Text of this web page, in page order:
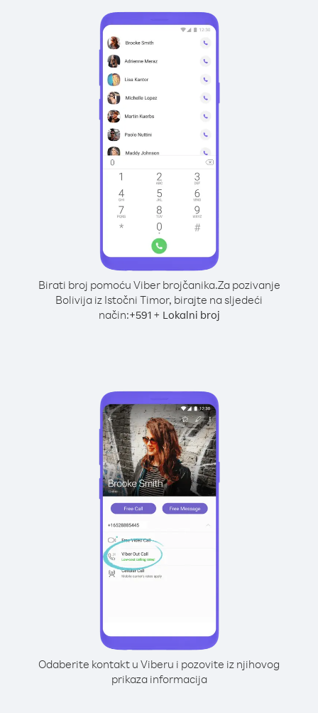
Birati broj pomoću Viber brojčanika.Za pozivanje
Bolivija iz Istočni Timor, birajte na sljedeći
način:+591+ Lokalni broj
Odaberite kontakt u Viberu i pozovite iz njihovog
prikaza informacija